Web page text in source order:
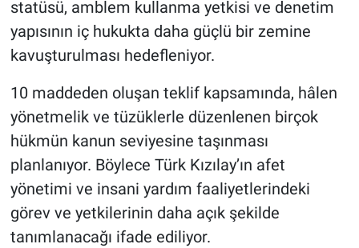
statüsü, amblem kullanma yetkisi ve denetim
yapısının iç hukukta daha güçlü bir zemine
kavuşturulması hedefleniyor.
10 maddeden oluşan teklif kapsamında, hâlen
yönetmelik ve tüzüklerle düzenlenen birçok
hükmün kanun seviyesine taşınması
planlanıyor. Böylece Türk Kızılay’ın afet
yönetimi ve insani yardım faaliyetlerindeki
görev ve yetkilerinin daha açık şekilde
tanımlanacağı ifade ediliyor.